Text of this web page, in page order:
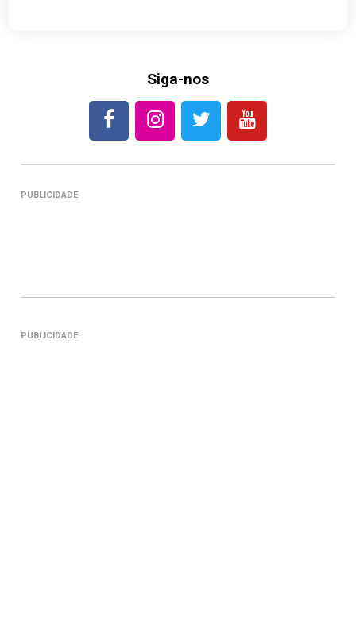
Siga-nos
PUBLICIDADE
PUBLICIDADE